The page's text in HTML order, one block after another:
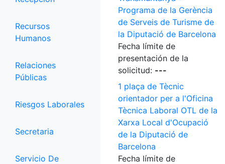
Recursos
Humanos
Relaciones
Públicas
Riesgos Laborales
Secretaria
Servicio De
Programa de la Gerència
de Serveis de Turisme de
la Diputació de Barcelona
Fecha límite de
presentación de la
solicitud: ---
1 plaça de Tècnic
orientador per a l'Oficina
Tècnica Laboral OTL de la
Xarxa Local d'Ocupació
de la Diputació de
Barcelona
Fecha límite de